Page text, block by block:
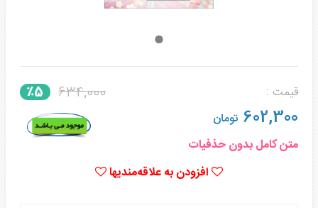
قیمت : 634,000 ٪5
602,300 تومان
متن کامل بدون حذفیات
افزودن به علاقه‌مندیها